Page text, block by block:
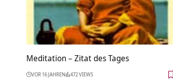
Meditation – Zitat des Tages
VOR 16 JAHREN 472 VIEWS